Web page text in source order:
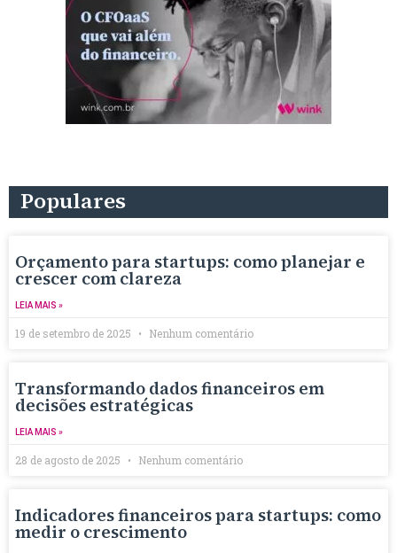
Populares
Orçamento para startups: como planejar e
crescer com clareza
LEIA MAIS »
19 de setembro de 2025 Nenhum comentário
Transformando dados financeiros em
decisões estratégicas
LEIA MAIS »
28 de agosto de 2025 Nenhum comentário
Indicadores financeiros para startups: como
medir o crescimento